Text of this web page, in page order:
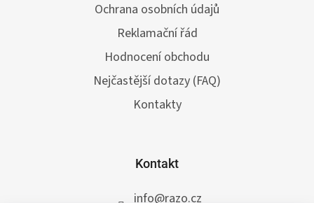
Ochrana osobních údajů
Reklamační řád
Hodnocení obchodu
Nejčastější dotazy (FAQ)
Kontakty
Kontakt
info@razo.cz